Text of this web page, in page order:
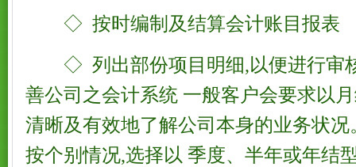
◇ 按时编制及结算会计账目报表
◇ 列出部份项目明细,以便进行审
善公司之会计系统 一般客户会要求以
清晰及有效地了解公司本身的业务状
按个别情况,选择以 季度、半年或年结